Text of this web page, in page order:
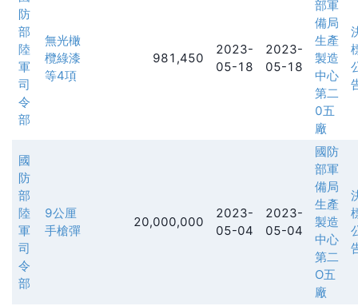
防
部
陸
軍
司
令
部
無光橄
欖綠漆
等4項
981,450
2023-
05-18
2023-
05-18
部軍
備局
生產
製造
中心
第二
0五
廠
國
防
部
陸
軍
司
令
部
9公厘
手槍彈
20,000,000
2023-
05-04
2023-
05-04
國防
部軍
備局
生產
製造
中心
第二
O五
廠